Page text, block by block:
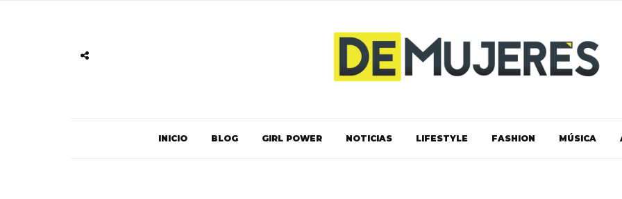
INICIO BLOG GIRL POWER NOTICIAS LIFESTYLE FASHION MÚSICA